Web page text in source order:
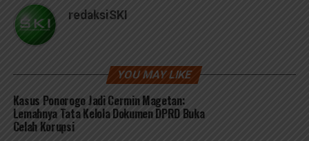
redaksiSKI
YOU MAY LIKE
Kasus Ponorogo Jadi Cermin Magetan:
Lemahnya Tata Kelola Dokumen DPRD Buka
Celah Korupsi